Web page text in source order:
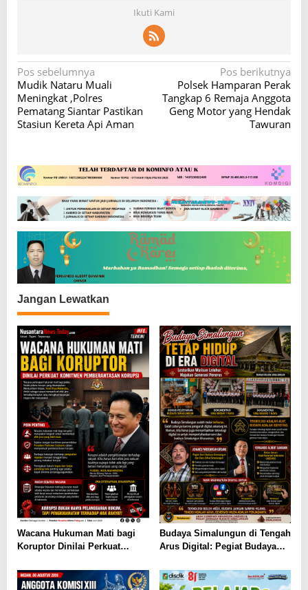
Ikuti Kami
N
a
v
i
a
s
i
p
o
s
Pos sebelumnya
Mudik Nataru Muali
Meningkat ,Polres
Pematang Siantar Pastikan
Stasiun Kereta Api Aman
Pos berikutnya
Polsek Hamparan Perak
Tangkap 6 Remaja Anggota
Geng Motor yang Hendak
Tawuran
Jangan Lewatkan
Wacana Hukuman Mati bagi
Koruptor Dinilai Perkuat
Korupsi
Budaya Simalungun di Tengah
Arus Digital: Pegiat Budaya
Muda Menjaga Identitas
Leluhur